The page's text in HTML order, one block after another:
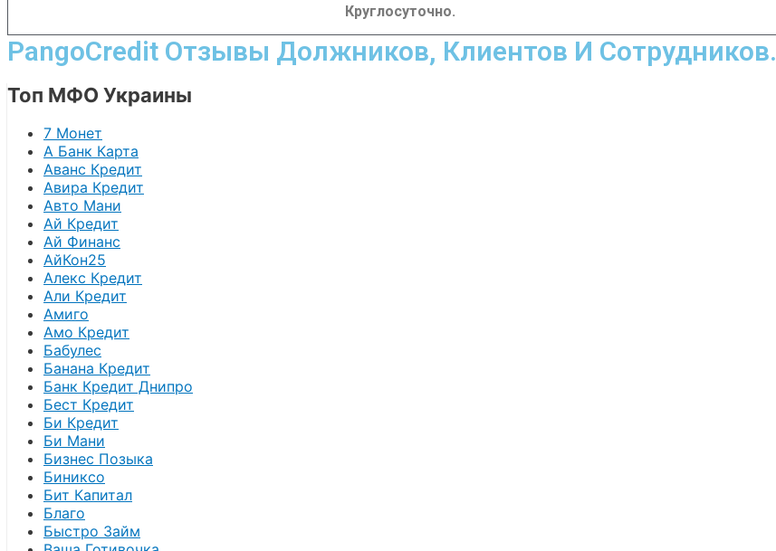
Круглосуточно.
PangoCredit Отзывы Должников, Клиентов И Сотрудников.
Топ МФО Украины
7 Монет
А Банк Карта
Аванс Кредит
Авира Кредит
Авто Мани
Ай Кредит
Ай Финанс
АйКон25
Алекс Кредит
Али Кредит
Амиго
Амо Кредит
Бабулес
Банана Кредит
Банк Кредит Днипро
Бест Кредит
Би Кредит
Би Мани
Бизнес Позыка
Биниксо
Бит Капитал
Благо
Быстро Займ